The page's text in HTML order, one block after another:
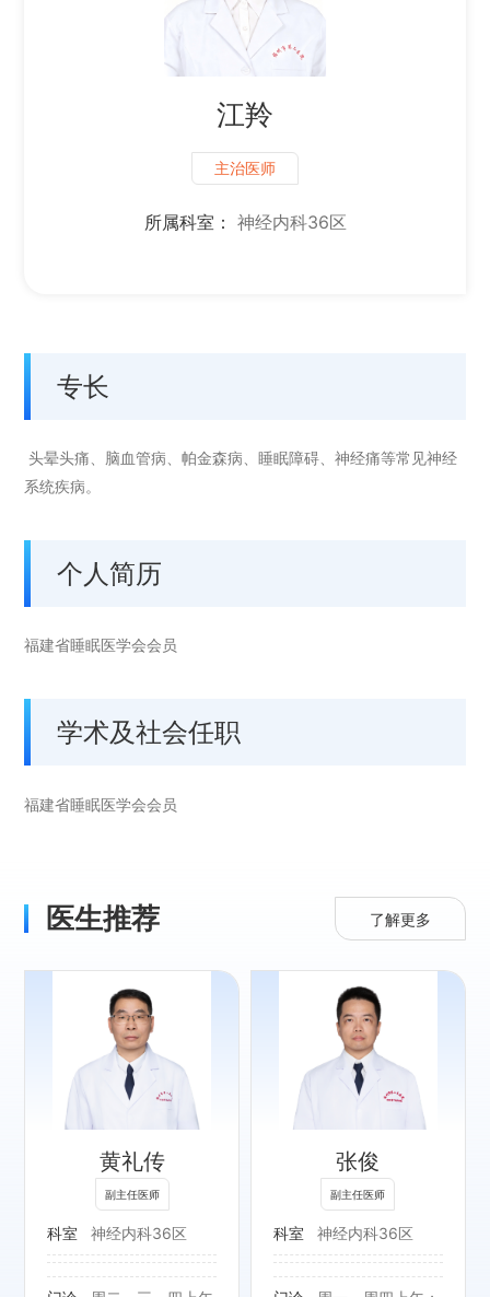
江羚
主治医师
所属科室： 神经内科36区
专长
头晕头痛、脑血管病、帕金森病、睡眠障碍、神经痛等常见神经
系统疾病。
个人简历
福建省睡眠医学会会员
学术及社会任职
福建省睡眠医学会会员
医生推荐 了解更多
黄礼传
副主任医师
科室 神经内科36区
张俊
副主任医师
科室 神经内科36区
专长：
睡眠障碍、器质性
精神障碍、神经
痛、脑血管疾病、
帕金森病、癫痫、
痴呆等